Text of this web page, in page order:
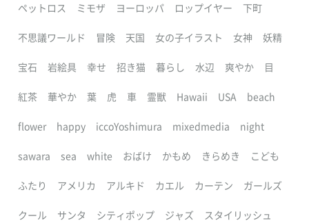
ペットロス ミモザ ヨーロッパ ロップイヤー 下町
不思議ワールド 冒険 天国 女の子イラスト 女神 妖精
宝石 岩絵具 幸せ 招き猫 暮らし 水辺 爽やか 目
紅茶 華やか 葉 虎 車 霊獣 Hawaii USA beach
flower happy iccoYoshimura mixedmedia night
sawara sea white おばけ かもめ きらめき こども
ふたり アメリカ アルキド カエル カーテン ガールズ
クール サンタ シティポップ ジャズ スタイリッシュ